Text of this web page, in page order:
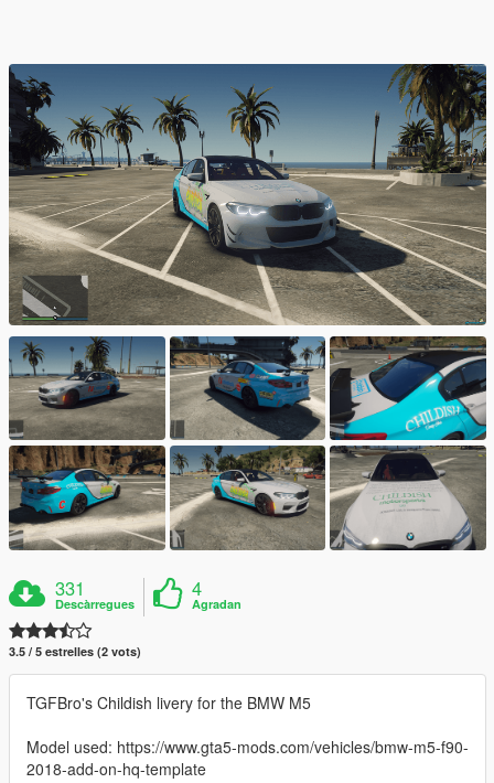
331
Descàrregues
4
Agradan
3.5 / 5 estrelles (2 vots)
TGFBro's Childish livery for the BMW M5
Model used: https://www.gta5-mods.com/vehicles/bmw-m5-f90-
2018-add-on-hq-template